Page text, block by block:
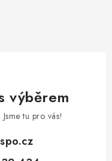
výběrem
tu pro vás!